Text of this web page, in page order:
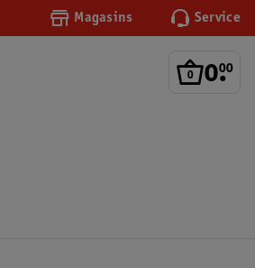
Magasins Service
0.
00